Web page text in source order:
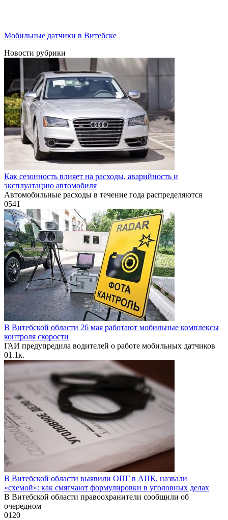
Мобильные датчики в Витебске
Новости рубрики
Как сезонность влияет на расходы, аварийность и
эксплуатацию автомобиля
Автомобильные расходы в течение года распределяются
0541
В Витебской области 26 мая работают мобильные комплексы
контроля скорости
ГАИ предупредила водителей о работе мобильных датчиков
01.1к.
В Витебской области выявили ОПГ в АПК, назвали
«схемой»: как смягчают формулировки в уголовных делах
В Витебской области правоохранители сообщили об
очередном
0120